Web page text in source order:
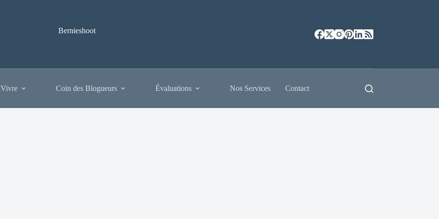
Bernieshoot
Coin des Blogueurs Évaluations Nos Services Contact